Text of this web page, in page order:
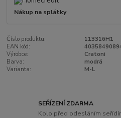
Nákup na splátky
Číslo produktu:
113316H1
EAN kód:
Výrobce:
Cratoni
Barva:
modrá
Varianta:
M-L
SEŘÍZENÍ ZDARMA
Kolo před odesláním